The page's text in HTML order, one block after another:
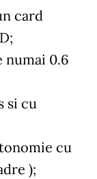
card
numai 0.6
si cu
cu
);